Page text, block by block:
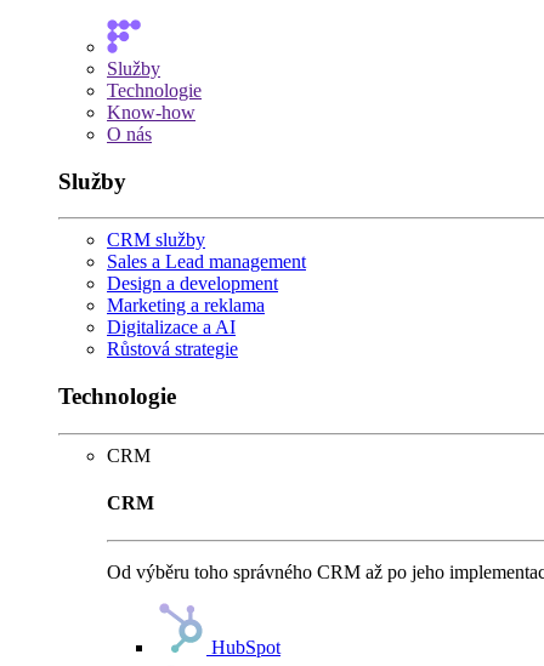
Služby
Technologie
Know-how
O nás
Služby
CRM služby
Sales a Lead management
Design a development
Marketing a reklama
Digitalizace a AI
Růstová strategie
Technologie
CRM
CRM
Od výběru toho správného CRM až po jeho
HubSpot